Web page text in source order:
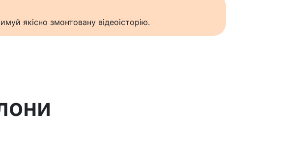
якісно змонтовану відеоісторію.